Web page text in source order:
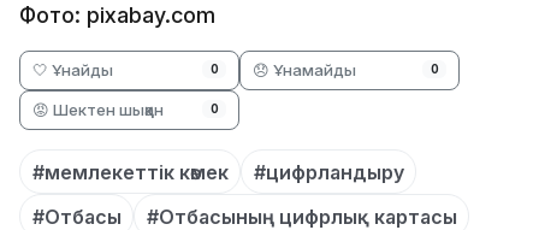
Фото: pixabay.com
🤍 Ұнайды 0 😞 Ұнамайды 0
😡 Шектен шыққан 0
#мемлекеттік көмек
#цифрландыру
#Отбасы
#Отбасының цифрлық картасы